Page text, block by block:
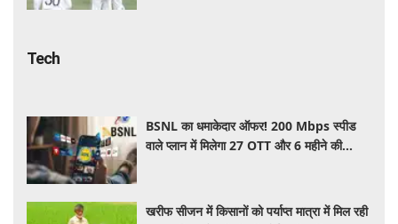
Tech
BSNL का धमाकेदार ऑफर! 200 Mbps स्पीड
वाले प्लान में मिलेगा 27 OTT और 6 महीने की
खरीफ सीजन में किसानों को पर्याप्त मात्रा में मिल रही